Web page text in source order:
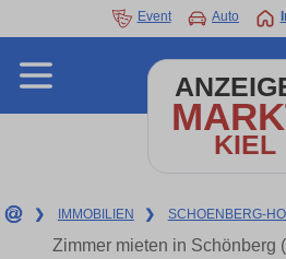
Event Auto
KIEL
❯ IMMOBILIEN ❯ SCHOENBERG-
Zimmer mieten in Schönberg